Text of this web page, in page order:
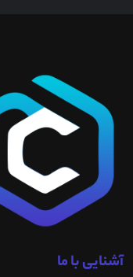
آشنایی با ما